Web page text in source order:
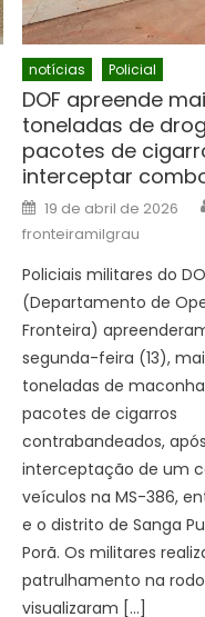
notícias Policial
DOF apreende
toneladas de
pacotes de
interceptar
Posted
on
19 de abril de 2026
fronteiramilgrau
Policiais militares do
(Departamento de
Fronteira)
segunda-feira (13),
toneladas de
pacotes de cigarros
contrabandeados,
interceptação de um
veículos na MS-386,
e o distrito de Sanga
Porã. Os militares
patrulhamento na
visualizaram […]